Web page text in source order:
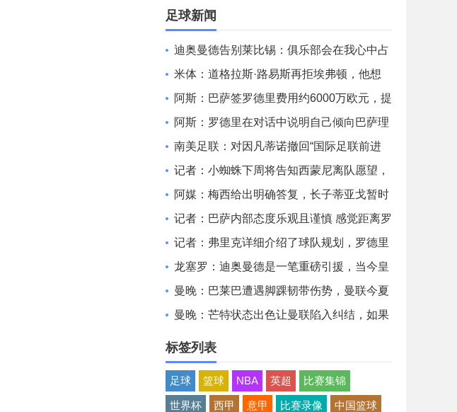
0-1上海U17 李文博制胜球
足球新闻
迪奥曼德告别莱比锡：俱乐部会在我心中占
据特殊位置，感谢所有
米体：道格拉斯·路易斯再拒埃弗顿，他想
留队 但俱乐部尚未敲定
阿斯：巴萨签罗德里费用约6000万欧元，提
供4年税前3000万欧合同
阿斯：罗德里在对话中说明自己倾向巴萨理
由，皇马对此理解＆祝好
南美足联：对因凡蒂诺撤回“国际足联前进
企业计划”提案表示欢迎
记者：小蜘蛛下周将告知西蒙尼离队愿望，
并希望得到理解和帮助
阿媒：梅西给出明确答复，长子蒂亚戈暂时
不会前往拉玛西亚青训
记者：巴萨内部态度乐观且谨慎 感觉距离罗
德里转会完成更近了
记者：弗里克详细介绍了球队规划，罗德里
非常认可并选择加盟巴萨
龙塞罗：迪奥曼德是一笔重磅引援，当今皇
马坐拥世界独一档攻击线
曼晚：巴莱巴遭遇脚踝韧带伤势，曼联今夏
大概率不会继续追求他
曼晚：芒特状态出色让曼联陷入纠结，如果
想四线争冠可能还得买人
标签列表
足球 篮球 NBA 英超 比赛集锦
世界杯 西甲 意甲 比赛录像 中国篮球